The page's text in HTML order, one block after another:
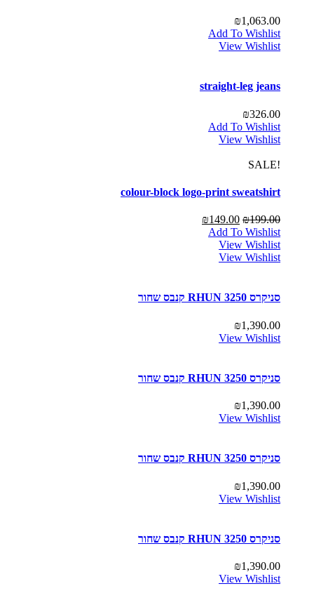
₪1,063.00
Add To Wishlist
View Wishlist
straight-leg jeans
₪326.00
Add To Wishlist
View Wishlist
!SALE
colour-block logo-print sweatshirt
₪199.00
₪149.00
Add To Wishlist
View Wishlist
View Wishlist
סניקרס RHUN 3250 קנבס שחור
₪1,390.00
View Wishlist
סניקרס RHUN 3250 קנבס שחור
₪1,390.00
View Wishlist
סניקרס RHUN 3250 קנבס שחור
₪1,390.00
View Wishlist
סניקרס RHUN 3250 קנבס שחור
₪1,390.00
View Wishlist